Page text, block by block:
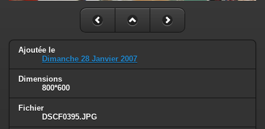
Ajoutée le
Dimanche 28 Janvier 2007
Dimensions
800*600
Fichier
DSCF0395.JPG